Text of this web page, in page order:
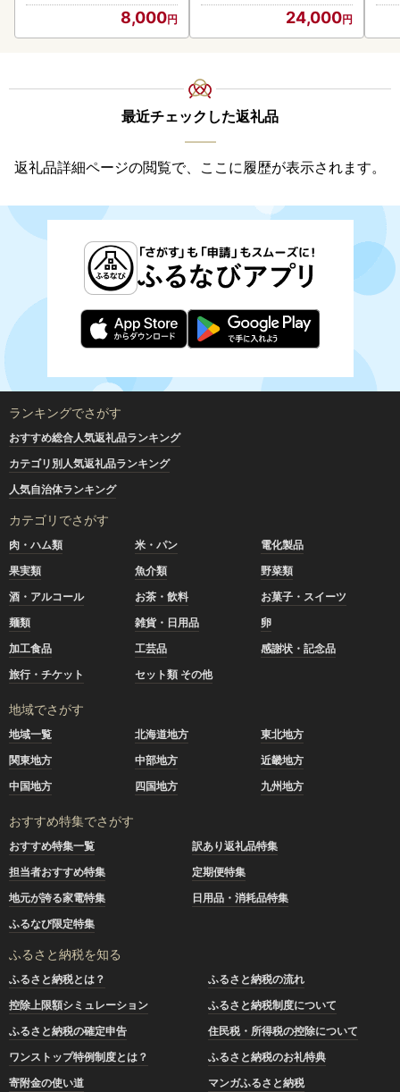
8,000 24,000
最近チェックした返礼品
返礼品詳細ページの閲覧で、ここに履歴が表示されます。
ランキングでさがす
おすすめ総合人気返礼品ランキング
カテゴリ別人気返礼品ランキング
人気自治体ランキング
カテゴリでさがす
肉・ハム類 米・パン
電化製品
果実類
魚介類
野菜類
酒・アルコール
お茶・飲料
お菓子・スイーツ
麺類
雑貨・日用品
卵
加工食品
工芸品
感謝状・記念品
旅行・チケット
セット類 その他
地域でさがす
地域一覧 北海道地方
東北地方
関東地方
中部地方
近畿地方
中国地方
四国地方 九州地方
おすすめ特集でさがす
おすすめ特集一覧
訳あり返礼品特集
担当者おすすめ特集
定期便特集
地元が誇る家電特集
日用品・消耗品特集
ふるなび限定特集
ふるさと納税を知る
ふるさと納税とは？
ふるさと納税の流れ
控除上限額シミュレーション
ふるさと納税制度について
ふるさと納税の確定申告
住民税・所得税の控除について
ワンストップ特例制度とは？
ふるさと納税のお礼特典
寄附金の使い道
マンガふるさと納税